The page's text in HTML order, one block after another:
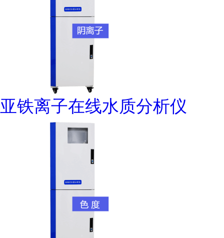
亚铁离子在线水质分析仪